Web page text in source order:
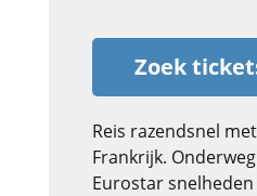
Zoek
Reis razendsnel
Frankrijk.
Eurostar